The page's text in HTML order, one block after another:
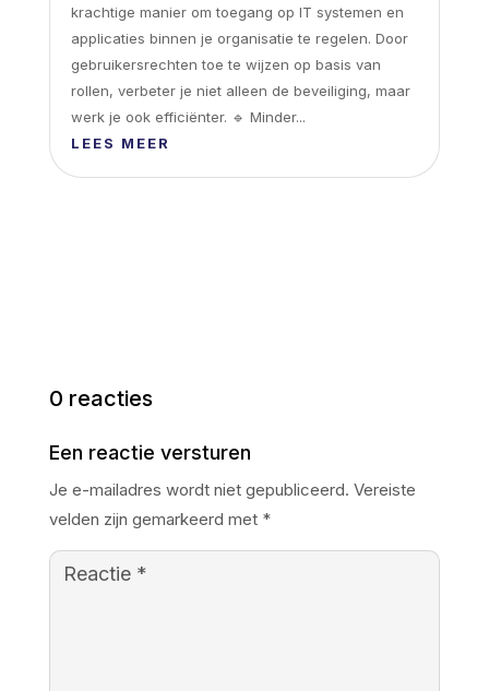
krachtige manier om toegang op IT systemen en
applicaties binnen je organisatie te regelen. Door
gebruikersrechten toe te wijzen op basis van
rollen, verbeter je niet alleen de beveiliging, maar
werk je ook efficiënter. 🔹 Minder...
LEES MEER
0 reacties
Een reactie versturen
Je e-mailadres wordt niet gepubliceerd. Vereiste
velden zijn gemarkeerd met *